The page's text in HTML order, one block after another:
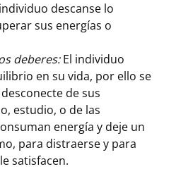
descanse lo
sus energías o
deberes:El individuo
en su vida, por ello se
de sus
estudio, o de las
energía y deje un
para distraerse y para
satisfacen.